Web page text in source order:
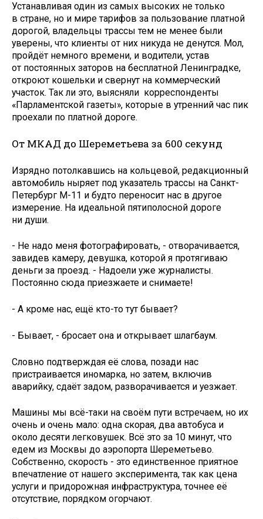
Устанавливая один из самых высоких не только
в стране, но и мире тарифов за пользование платной
дорогой, владельцы трассы тем не менее были
уверены, что клиенты от них никуда не денутся. Мол,
пройдёт немного времени, и водители, устав
от постоянных заторов на бесплатной Ленинградке,
откроют кошельки и свернут на коммерческий
участок. Так ли это, выясняли корреспонденты
«Парламентской газеты», которые в утренний час пик
проехали по платной дороге.
От МКАД до Шереметьева за 600 секунд
Изрядно потолкавшись на кольцевой, редакционный
автомобиль ныряет под указатель трассы на Санкт-
Петербург М-11 и будто переносит нас в другое
измерение. На идеальной пятиполосной дороге
ни души.
- Не надо меня фотографировать, - отворачивается,
завидев камеру, девушка, которой я протягиваю
деньги за проезд. - Надоели уже журналисты.
Постоянно сюда приезжаете и снимаете!
- А кроме нас, ещё кто-то тут бывает?
- Бывает, - бросает она и открывает шлагбаум.
Словно подтверждая её слова, позади нас
пристраивается иномарка, но затем, включив
аварийку, сдаёт задом, разворачивается и уезжает.
Машины мы всё-таки на своём пути встречаем, но их
очень и очень мало: одна скорая, два автобуса и
около десяти легковушек. Всё это за 10 минут, что
едем из Москвы до аэропорта Шереметьево.
Собственно, скорость - это единственное приятное
впечатление от нашего эксперимента, так как цена
услуги и придорожная инфраструктура, точнее её
отсутствие, порядком огорчают.